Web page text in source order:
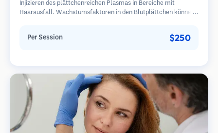
Injizieren des plättchenreichen Plasmas in Bereiche mit
Haarausfall. Wachstumsfaktoren in den Blutplättchen können
mehrere Sitzungen erforderlich.
Per Session $250